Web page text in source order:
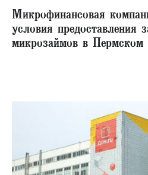
Микрофинансовая
условия предоставления
микрозаймов в Пермском